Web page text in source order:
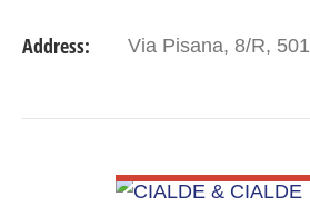
Address: Via Pisana, 8/R,